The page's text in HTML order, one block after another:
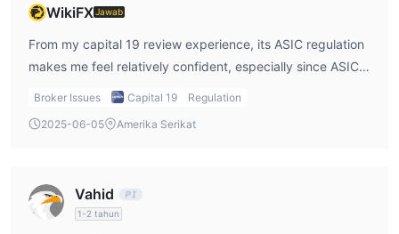
WikiFXJawab
From my capital 19 review experience, its ASIC regulation
makes me feel relatively confident, especially since ASIC
is known for strict oversight. Still, safety isn’t just about
customer support with a small amount before committing
Broker Issues Capital 19
Regulation
2025-06-05
Amerika Serikat
Vahid
1-2 tahun